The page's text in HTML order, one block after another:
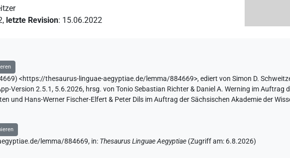
, letzte Revision: 15.06.2022
<https://thesaurus-linguae-aegyptiae.de/lemma/884669>,ediert von Simon D.
Version 2.5.1, 5.6.2026, hrsg. von Tonio Sebastian Richter & Daniel A. Werning im Auftrag
und Hans-Werner Fischer-Elfert & Peter Dils im Auftrag der Sächsischen Akademie der
lemma/884669, in: Thesaurus Linguae Aegyptiae (Zugriff am: 6.8.2026)